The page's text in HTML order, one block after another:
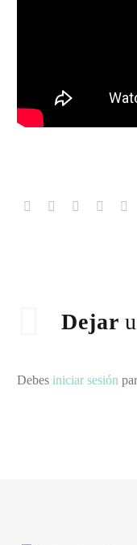
Dejar
Debes iniciar sesión